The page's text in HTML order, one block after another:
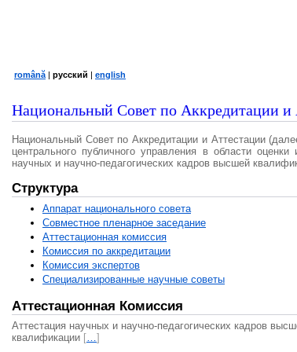
română | русский | english
Национальный Совет по Аккредитации и
Национальный Совет по Аккредитации и Аттестации
центрального публичного управления в области
научных и научно-педагогических кадров высшей
Структура
Аппарат национального совета
Совместное пленарное заседание
Аттестационная комисcия
Комиссия по аккредитации
Комиссия экспертов
Специализированные научные советы
Аттестационная Комиссия
Аттестация научных и научно-педагогических кадров
квалификации […]